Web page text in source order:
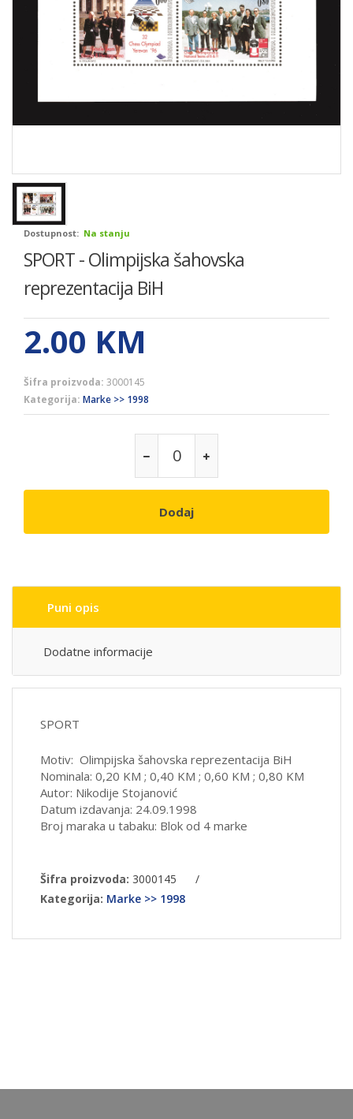
Dostupnost: Na stanju
SPORT - Olimpijska šahovska
reprezentacija BiH
2.00 KM
Šifra proizvoda: 3000145
Kategorija: Marke >> 1998
Dodaj
Puni opis
Dodatne informacije
SPORT
Motiv: Olimpijska šahovska reprezentacija BiH
Nominala: 0,20 KM ; 0,40 KM ; 0,60 KM ; 0,80 KM
Autor: Nikodije Stojanović
Datum izdavanja: 24.09.1998
Broj maraka u tabaku: Blok od 4 marke
Šifra proizvoda: 3000145
/
Kategorija: Marke >> 1998